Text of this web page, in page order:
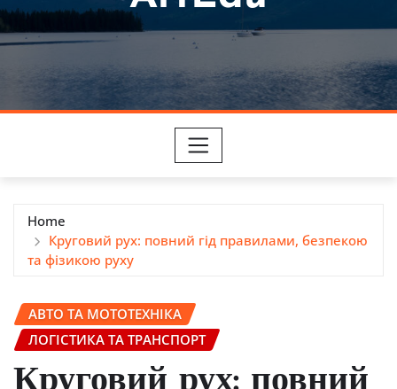
Home
Круговий рух: повний гід правилами, безпекою
та фізикою руху
АВТО ТА МОТОТЕХНІКА
ЛОГІСТИКА ТА ТРАНСПОРТ